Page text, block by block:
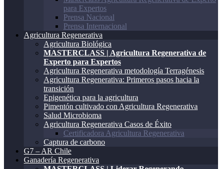
para Expertos
Prensa Nacional
Prensa Internacional
Agricultura Regenerativa
Agricultura Biológica
MASTERCLASS | Agricultura Regenerativa de
Experto para Expertos
Agricultura Regenerativa metodología Terragénesis
Agricultura Regenerativa: Primeros pasos hacia la
transición
Epigenética para la agricultura
Pimentón cultivado con Agricultura Regenerativa
Salud Microbioma
Agricultura Regenerativa Casos de Éxito
Certificadora Agricultura Regenerativa
Captura de carbono
G7 – AR Chile
Ganadería Regenerativa